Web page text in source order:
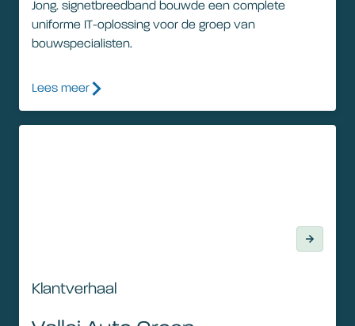
Jong. signetbreedband bouwde een complete
uniforme IT-oplossing voor de groep van
bouwspecialisten.
Lees meer
Klantverhaal